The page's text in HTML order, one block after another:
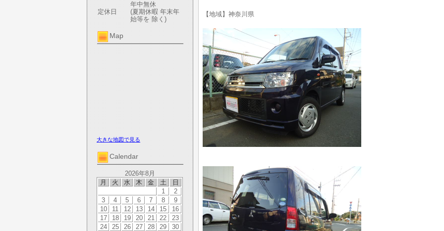
定休日
年中無休
(夏期休暇 年末年
始等を 除く)
Map
大きな地図で見る
Calendar
2026年8月
月
火 水 木 金 土 日
1
2
3
4 5 6 7 8
9
10
11 12 13 14 15
16
17
18 19 20 21 22
23
24
25 26 27 28 29
30
【地域】神奈川県